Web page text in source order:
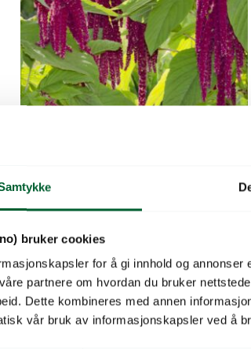
bruker cookies
for å gi innhold og
partnere om hvordan du bruker
Dette kombineres med annen
vår bruk av informasjonskapsler ved å
Varenr: 43263003
Mørkrød, hengende blomster.
Prisfra 184kr